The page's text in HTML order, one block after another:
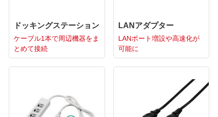
ドッキングステーション
ケーブル1本で周辺機器をま
とめて接続
LANアダプター
LANポート増設や高速化が
可能に